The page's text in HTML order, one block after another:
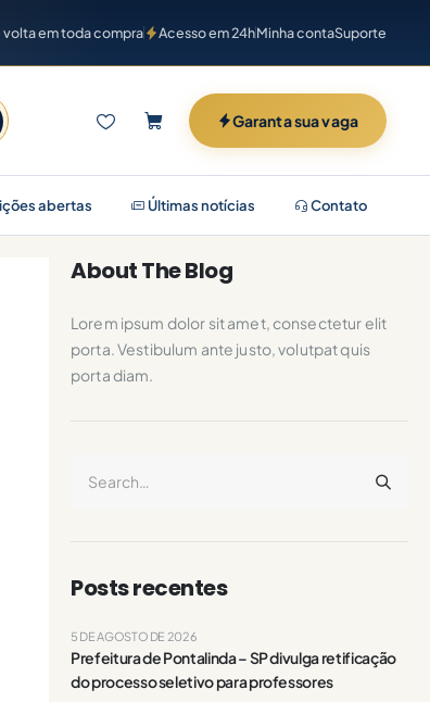
volta em toda compra Acesso em 24hMinha contaSuporte
Garanta sua vaga
abertas Últimas notícias Contato
About The Blog
Lorem ipsum dolor sit amet, consectetur elit
porta. Vestibulum ante justo, volutpat quis
porta diam.
Posts recentes
Prefeitura de Pontalinda – SP divulga retificação
do processo seletivo para professores
5 DE AGOSTO DE 2026